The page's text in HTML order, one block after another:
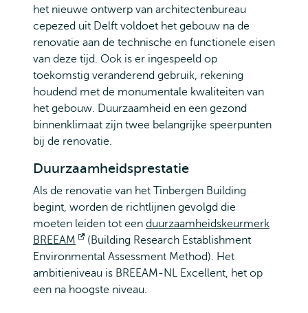
het nieuwe ontwerp van architectenbureau
cepezed uit Delft voldoet het gebouw na de
renovatie aan de technische en functionele eisen
van deze tijd. Ook is er ingespeeld op
toekomstig veranderend gebruik, rekening
houdend met de monumentale kwaliteiten van
het gebouw. Duurzaamheid en een gezond
binnenklimaat zijn twee belangrijke speerpunten
bij de renovatie.
Duurzaamheidsprestatie
Als de renovatie van het Tinbergen Building
begint, worden de richtlijnen gevolgd die
moeten leiden tot een duurzaamheidskeurmerk
BREEAM
Opent
extern
(Building Research Establishment
Environmental Assessment Method). Het
ambitieniveau is BREEAM-NL Excellent, het op
een na hoogste niveau.